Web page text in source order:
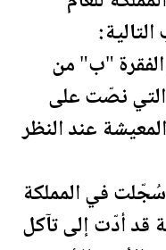
الفقرة "ب" من
التي نصّت على
عند النظر
في المملكة
قد أدّت إلى تآكل